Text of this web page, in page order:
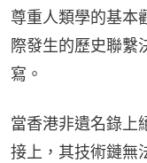
尊重人類學的基本
際發生的歷史聯繫
寫。
當香港非遺名錄上
接上，其技術鏈無